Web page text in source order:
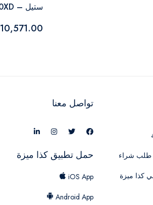
ستيل – EN35-200XD
10,571.00
طلب شراء
كذا ميزة
تواصل معنا
حمل تطبيق كذا ميزة
iOS App
Android App